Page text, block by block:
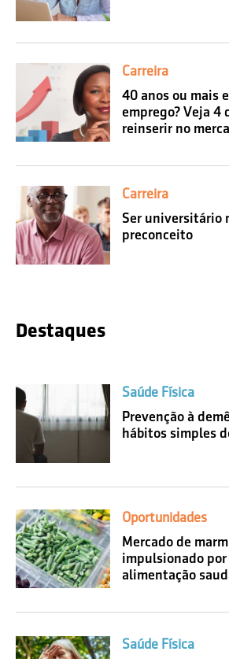
Carreira
40 anos ou mais
emprego? Veja 4
reinserir no
Carreira
Ser universitário
preconceito
Destaques
Saúde Física
Prevenção à
hábitos simples
Oportunidades
Mercado de
impulsionado por
alimentação
Saúde Física